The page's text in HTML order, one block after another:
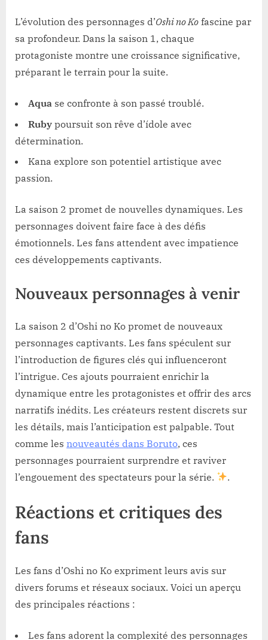
L’évolution des personnages d’Oshi no Ko fascine par
sa profondeur. Dans la saison 1, chaque
protagoniste montre une croissance significative,
préparant le terrain pour la suite.
Aqua se confronte à son passé troublé.
Ruby poursuit son rêve d’ídole avec
détermination.
Kana explore son potentiel artistique avec
passion.
La saison 2 promet de nouvelles dynamiques. Les
personnages doivent faire face à des défis
émotionnels. Les fans attendent avec impatience
ces développements captivants.
Nouveaux personnages à venir
La saison 2 d’Oshi no Ko promet de nouveaux
personnages captivants. Les fans spéculent sur
l’introduction de figures clés qui influenceront
l’intrigue. Ces ajouts pourraient enrichir la
dynamique entre les protagonistes et offrir des arcs
narratifs inédits. Les créateurs restent discrets sur
les détails, mais l’anticipation est palpable. Tout
comme les nouveautés dans Boruto, ces
personnages pourraient surprendre et raviver
l’engouement des spectateurs pour la série.
.
Réactions et critiques des
fans
Les fans d’Oshi no Ko expriment leurs avis sur
divers forums et réseaux sociaux. Voici un aperçu
des principales réactions :
Les fans adorent la complexité des personnages